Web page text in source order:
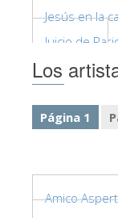
Jesús en la
Juicio de
Los
Página 1
Amico